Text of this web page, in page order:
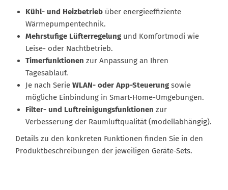
Kühl- und Heizbetrieb über energieeffiziente
Wärmepumpentechnik.
Mehrstufige Lüfterregelung und Komfortmodi wie
Leise- oder Nachtbetrieb.
Timerfunktionen zur Anpassung an Ihren
Tagesablauf.
Je nach Serie WLAN- oder App-Steuerung sowie
mögliche Einbindung in Smart-Home-Umgebungen.
Filter- und Luftreinigungsfunktionen zur
Verbesserung der Raumluftqualität (modellabhängig).
Details zu den konkreten Funktionen finden Sie in den
Produktbeschreibungen der jeweiligen Geräte-Sets.